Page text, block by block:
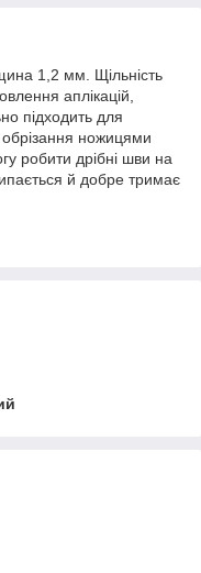
1,2 мм. Щільність
аплікацій,
підходить для
обрізання ножицями
робити дрібні шви на
й добре тримає